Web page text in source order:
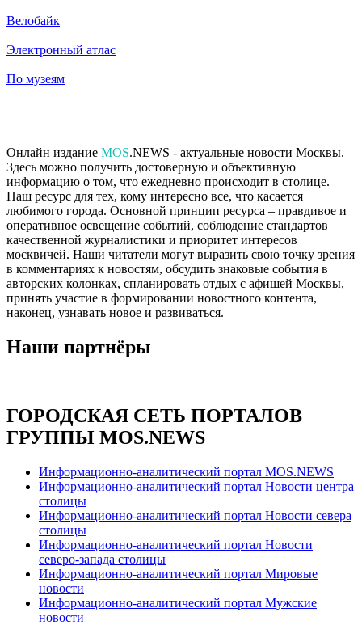
Велобайк
Электронный атлас
По музеям
Онлайн издание MOS.NEWS - актуальные новости Москвы.
Здесь можно получить достоверную и объективную
информацию о том, что ежедневно происходит в столице.
Наш ресурс для тех, кому интересно все, что касается
любимого города. Основной принцип ресурса – правдивое и
оперативное освещение событий, соблюдение стандартов
качественной журналистики и приоритет интересов
москвичей. Наши читатели могут выразить свою точку зрения
в комментариях к новостям, обсудить знаковые события в
авторских колонках, спланировать отдых с афишей Москвы,
принять участие в формировании новостного контента,
наконец, узнавать новое и развиваться.
Наши партнёры
ГОРОДСКАЯ СЕТЬ ПОРТАЛОВ
ГРУППЫ MOS.NEWS
Информационно-аналитический портал MOS.NEWS
Информационно-аналитический портал Новости центра
столицы
Информационно-аналитический портал Новости севера
столицы
Информационно-аналитический портал Новости
северо-запада столицы
Информационно-аналитический портал Мировые
новости
Информационно-аналитический портал Мужские
новости